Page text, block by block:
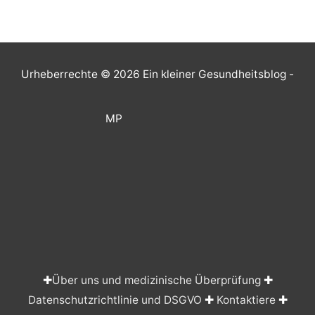
Urheberrechte © 2026 Ein kleiner Gesundheitsblog -
MP
✚Über uns und medizinische Überprüfung✚
Datenschutzrichtlinie und DSGVO ✚ Kontaktiere✚